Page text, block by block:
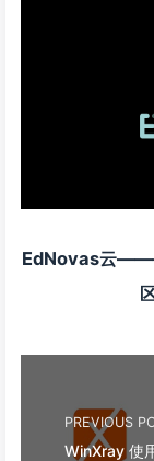
EdNovas云
PREVIOUS
WinXray 使